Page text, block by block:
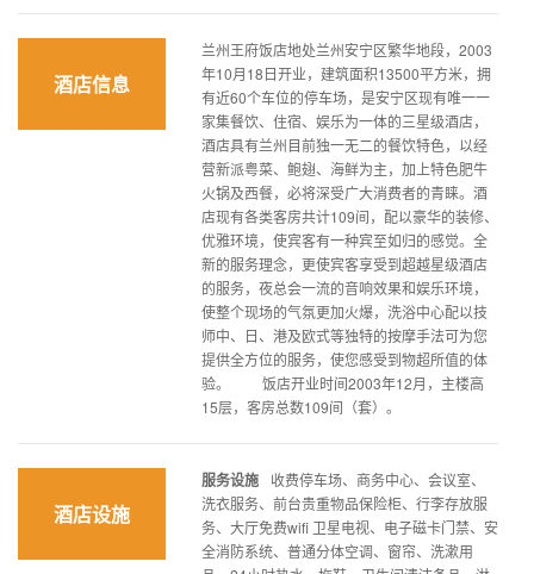
酒店信息
兰州王府饭店地处兰州安宁区繁华地段，2003
年10月18日开业，建筑面积13500平方米，拥
有近60个车位的停车场，是安宁区现有唯一一
家集餐饮、住宿、娱乐为一体的三星级酒店，
酒店具有兰州目前独一无二的餐饮特色，以经
营新派粤菜、鲍翅、海鲜为主，加上特色肥牛
火锅及西餐，必将深受广大消费者的青睐。酒
店现有各类客房共计109间，配以豪华的装修、
优雅环境，使宾客有一种宾至如归的感觉。全
新的服务理念，更使宾客享受到超越星级酒店
的服务，夜总会一流的音响效果和娱乐环境，
使整个现场的气氛更加火爆，洗浴中心配以技
师中、日、港及欧式等独特的按摩手法可为您
提供全方位的服务，使您感受到物超所值的体
验。 饭店开业时间2003年12月，主楼高
15层，客房总数109间（套）。
酒店设施
服务设施
收费停车场、商务中心、会议室、
洗衣服务、前台贵重物品保险柜、行李存放服
务、大厅免费wifi 卫星电视、电子磁卡门禁、安
全消防系统、普通分体空调、窗帘、洗漱用